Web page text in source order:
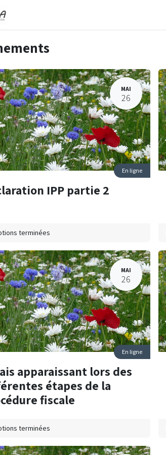
MAI
26
IPP partie 2
En ligne
terminées
MAI
26
apparaissant lors des
étapes de la
fiscale
En ligne
terminées